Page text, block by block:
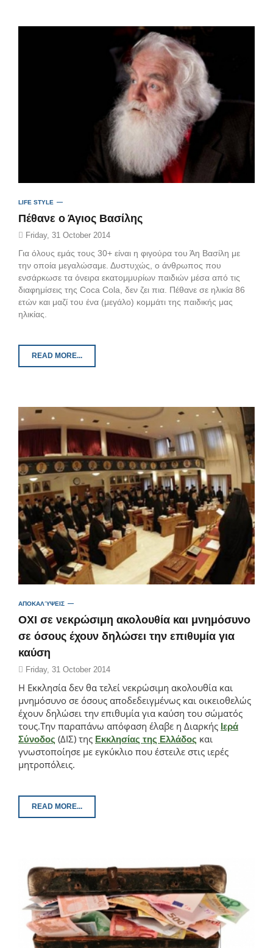
LIFE STYLE
Πέθανε ο Άγιος Βασίλης
Friday, 31 October 2014
Για όλους εμάς τους 30+ είναι η φιγούρα του Άη Βασίλη με
την οποία μεγαλώσαμε. Δυστυχώς, ο άνθρωπος που
ενσάρκωσε τα όνειρα εκατομμυρίων παιδιών μέσα από τις
διαφημίσεις της Coca Cola, δεν ζει πια. Πέθανε σε ηλικία 86
ετών και μαζί του ένα (μεγάλο) κομμάτι της παιδικής μας
ηλικίας.
READ MORE...
ΑΠΟΚΑΛΎΨΕΙΣ
OXI σε νεκρώσιμη ακολουθία και μνημόσυνο
σε όσους έχουν δηλώσει την επιθυμία για
καύση
Friday, 31 October 2014
Η Εκκλησία δεν θα τελεί νεκρώσιμη ακολουθία και
μνημόσυνο σε όσους αποδεδειγμένως και οικειοθελώς
έχουν δηλώσει την επιθυμία για καύση του σώματός
τους.Την παραπάνω απόφαση έλαβε η Διαρκής Ιερά
Σύνοδος (ΔΙΣ) της Εκκλησίας της Ελλάδος και
γνωστοποίησε με εγκύκλιο που έστειλε στις ιερές
μητροπόλεις.
READ MORE...